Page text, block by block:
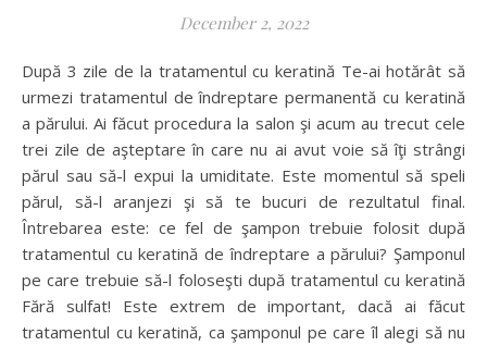
December 2, 2022
După 3 zile de la tratamentul cu keratină Te-ai hotărât să
urmezi tratamentul de îndreptare permanentă cu keratină
a părului. Ai făcut procedura la salon şi acum au trecut cele
trei zile de aşteptare în care nu ai avut voie să îţi strângi
părul sau să-l expui la umiditate. Este momentul să speli
părul, să-l aranjezi şi să te bucuri de rezultatul final.
Întrebarea este: ce fel de şampon trebuie folosit după
tratamentul cu keratină de îndreptare a părului? Şamponul
pe care trebuie să-l foloseşti după tratamentul cu keratină
Fără sulfat! Este extrem de important, dacă ai făcut
tratamentul cu keratină, ca şamponul pe care îl alegi să nu